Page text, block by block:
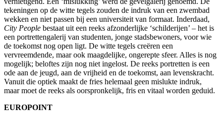
tekeningen op de witte tegels zouden de indruk van een zwembad
wekken en niet passen bij een universiteit van formaat. Inderdaad,
City People bestaat uit een reeks afzonderlijke ‘schilderijen’ – het is
een portrettengalerij van studenten, jonge stadsbewoners, voor wie
de toekomst nog open ligt. De witte tegels creëren een
vervreemdende, maar ook maagdelijke, ongerepte sfeer. Alles is nog
mogelijk; beloftes zijn nog niet ingelost. De reeks portretten is een
ode aan de jeugd, aan de vrijheid en de toekomst, aan levenskracht.
Vanuit die optiek maakt de fries helemaal geen mislukte indruk,
maar moet de reeks als oorspronkelijk, fris en vitaal worden geduid.
EUROPOINT